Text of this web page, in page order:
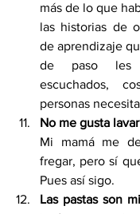
más de lo que
las historias de
de aprendizaje
de paso
escuchados,
personas
No me gusta
Mi mamá me
fregar, pero sí
Pues así sigo.
Las pastas son